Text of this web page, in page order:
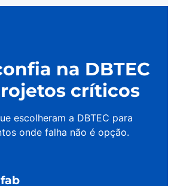
na DBTEC
críticos
escolheram a DBTEC para
onde falha não é opção.